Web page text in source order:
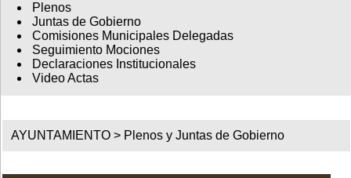
Plenos
Juntas de Gobierno
Comisiones Municipales Delegadas
Seguimiento Mociones
Declaraciones Institucionales
Video Actas
AYUNTAMIENTO > Plenos y Juntas de Gobierno